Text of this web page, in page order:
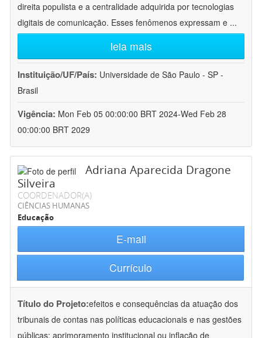
direita populista e a centralidade adquirida por tecnologias
digitais de comunicação. Esses fenômenos expressam e ...
leia mais
Instituição/UF/País: Universidade de São Paulo - SP -
Brasil
Vigência: Mon Feb 05 00:00:00 BRT 2024-Wed Feb 28
00:00:00 BRT 2029
Adriana Aparecida Dragone
Silveira
COORDENADOR(A)
CIÊNCIAS HUMANAS
Educação
E-mail
Currículo
Título do Projeto:efeitos e consequências da atuação dos
tribunais de contas nas políticas educacionais e nas gestões
públicas: aprimoramento institucional ou inflação de